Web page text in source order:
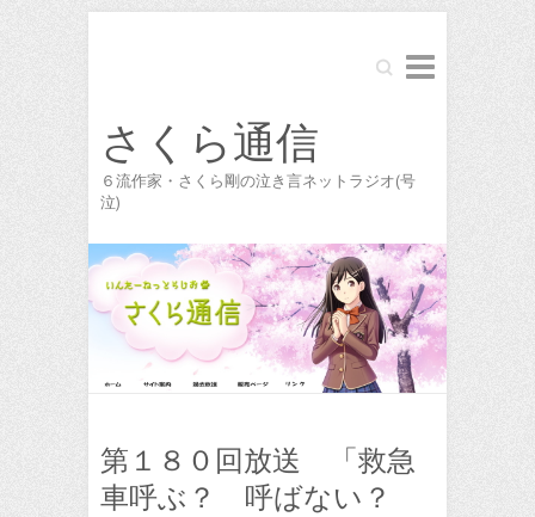
Search
さくら通信
６流作家・さくら剛の泣き言ネットラジオ(号
泣)
第１８０回放送 「救急
車呼ぶ？ 呼ばない？